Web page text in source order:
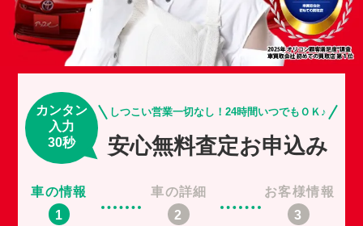
カンタン
入力
30秒
しつこい営業一切なし！24時間いつでもＯＫ♪
安心無料査定お申込み
車の情報 車の詳細 お客様情報